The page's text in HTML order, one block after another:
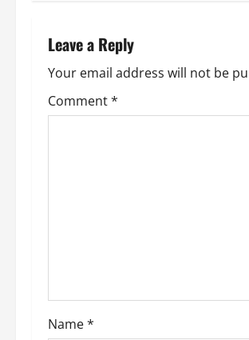
a
v
i
n
Leave a Reply
Your email address will not be
Comment*
Name*